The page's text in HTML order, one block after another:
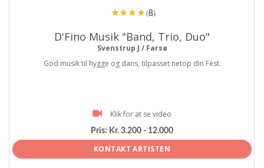
(8)
D'Fino Musik "Band, Trio, Duo"
Svenstrup J / Farsø
God musik til hygge og dans, tilpasset netop din Fest.
Klik for at se video
Pris: Kr. 3.200 - 12.000
KONTAKT ARTISTEN